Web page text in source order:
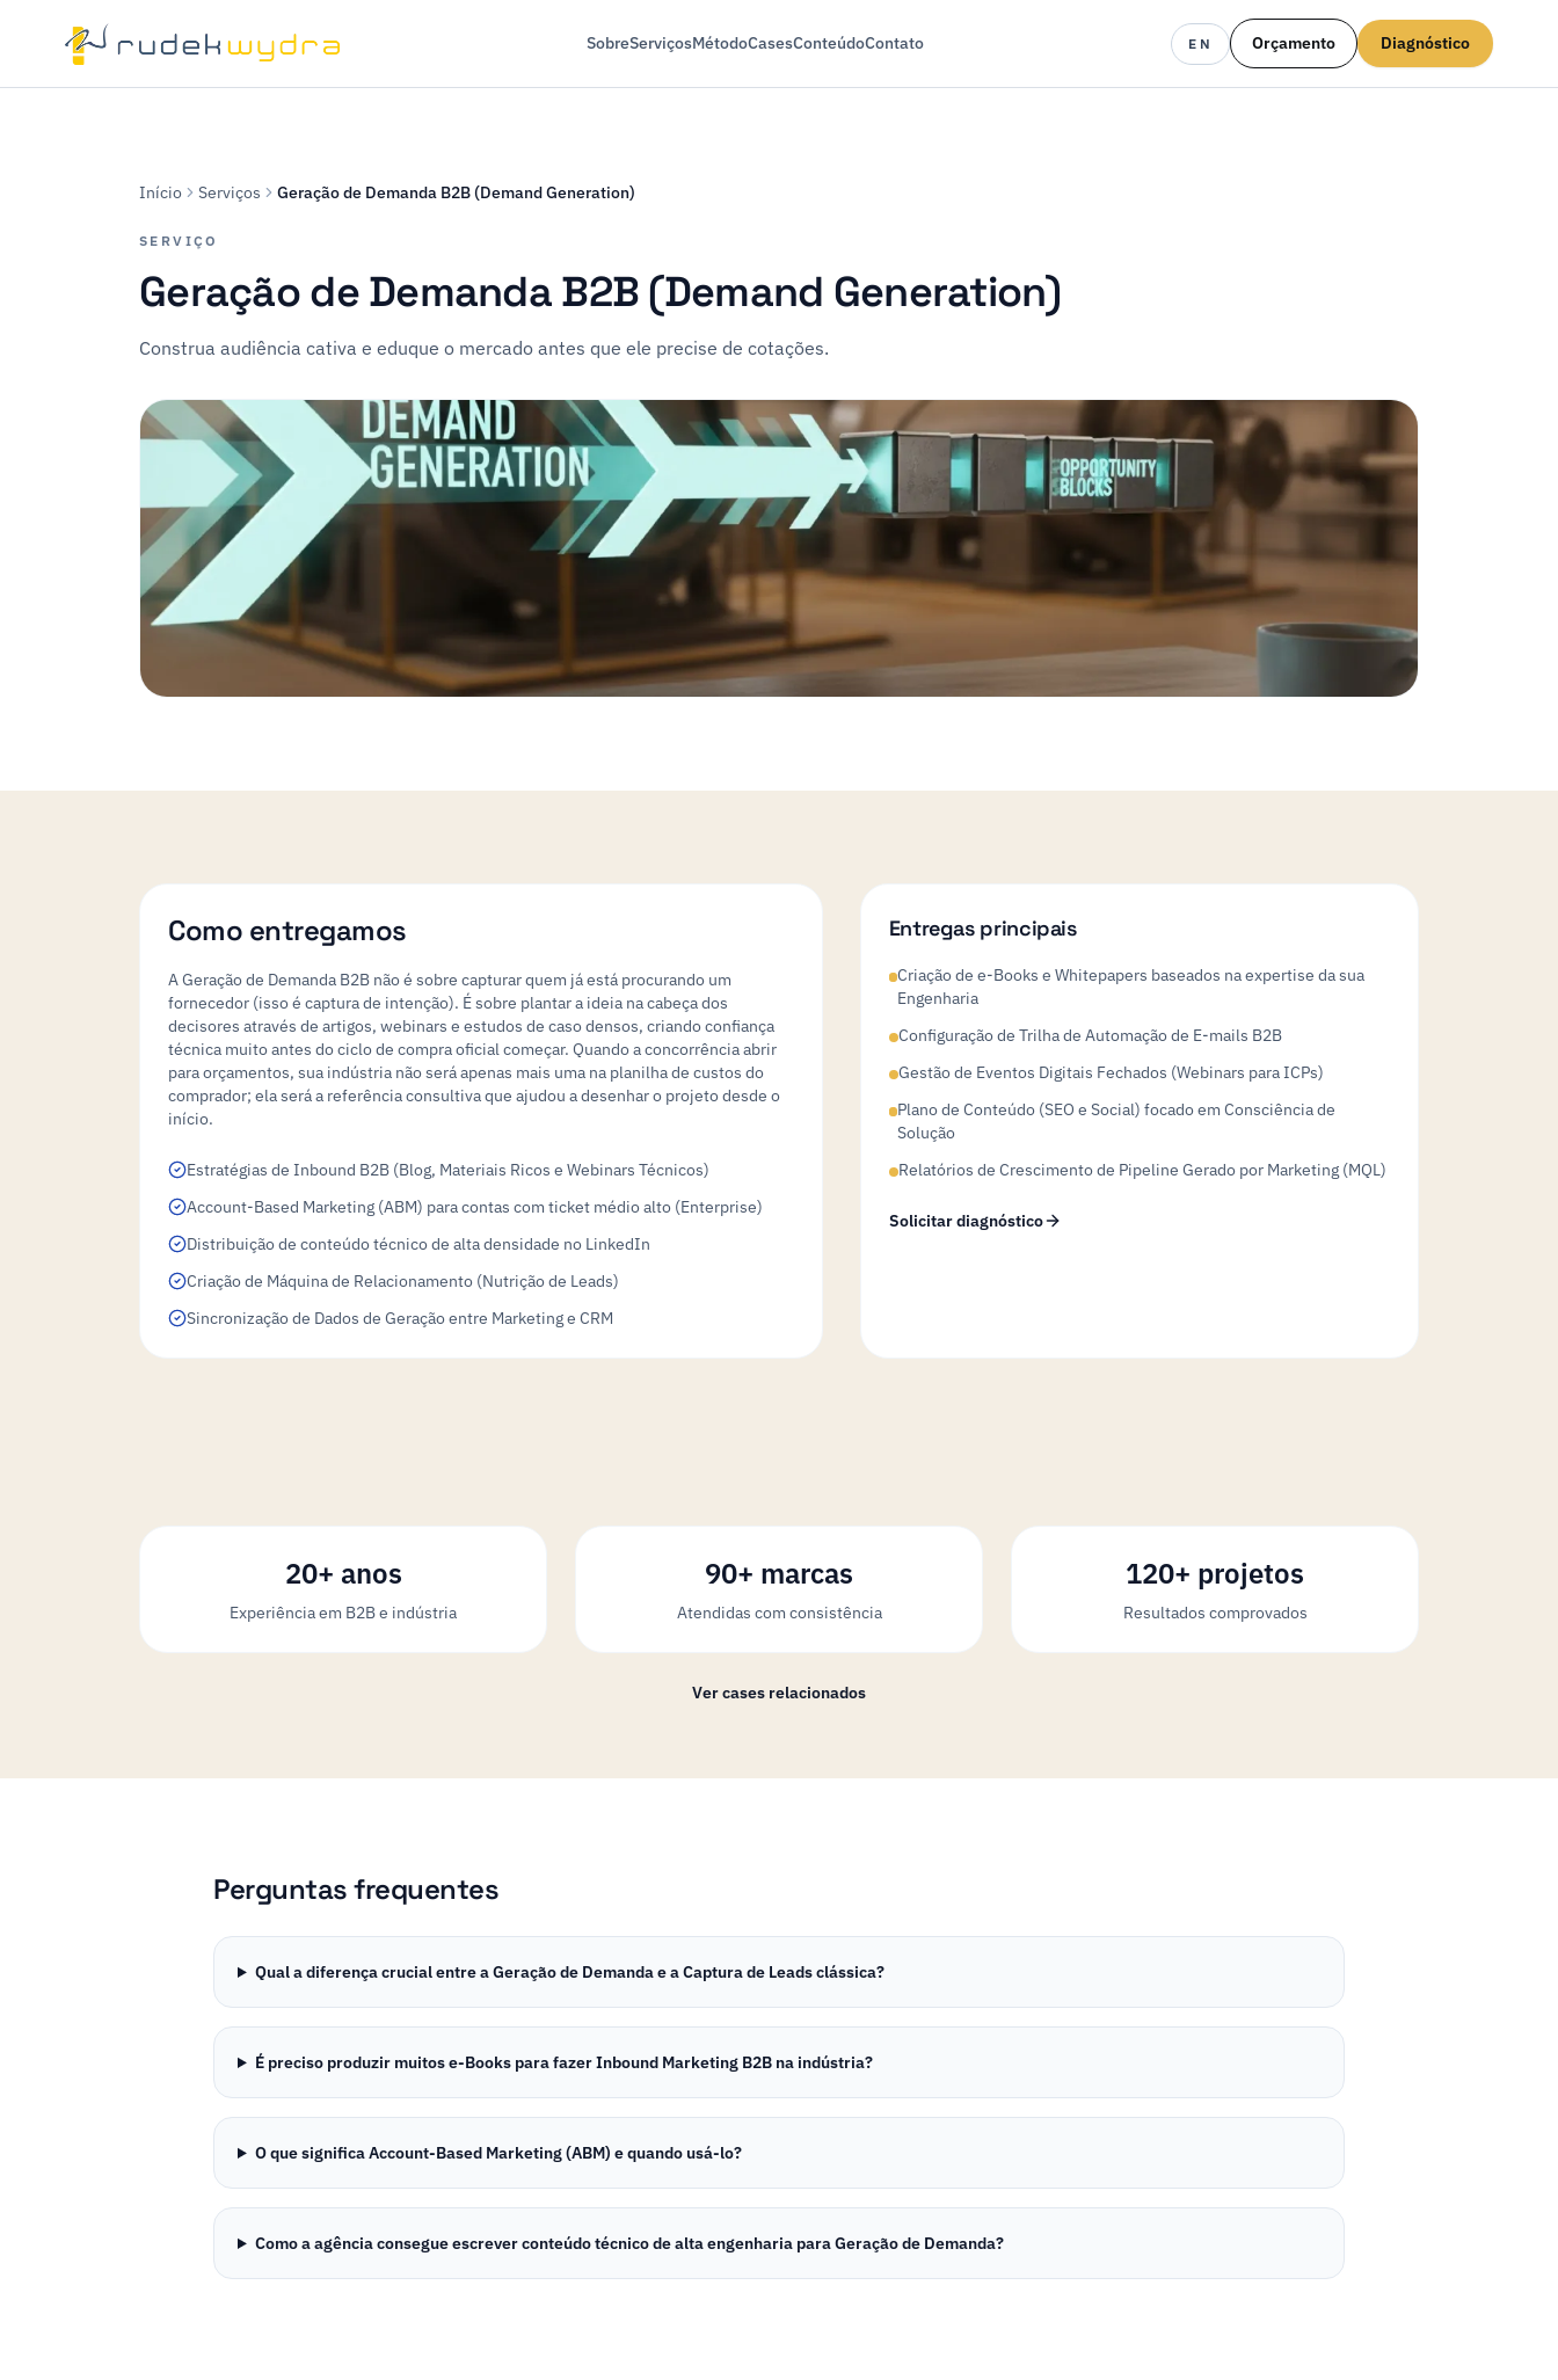
SobreServiçosMétodoCasesConteúdoContato EN Orçamento Diagnóstico
Início Serviços Geração de Demanda B2B (Demand Generation)
SERVIÇO
Geração de Demanda B2B (Demand Generation)
Construa audiência cativa e eduque o mercado antes que ele precise de cotações.
Como entregamos
A Geração de Demanda B2B não é sobre capturar quem já está procurando um
fornecedor (isso é captura de intenção). É sobre plantar a ideia na cabeça dos
decisores através de artigos, webinars e estudos de caso densos, criando confiança
técnica muito antes do ciclo de compra oficial começar. Quando a concorrência abrir
para orçamentos, sua indústria não será apenas mais uma na planilha de custos do
comprador; ela será a referência consultiva que ajudou a desenhar o projeto desde o
início.
Estratégias de Inbound B2B (Blog, Materiais Ricos e Webinars Técnicos)
Account-Based Marketing (ABM) para contas com ticket médio alto (Enterprise)
Distribuição de conteúdo técnico de alta densidade no LinkedIn
Criação de Máquina de Relacionamento (Nutrição de Leads)
Sincronização de Dados de Geração entre Marketing e CRM
Entregas principais
Criação de e-Books e Whitepapers baseados na expertise da sua
Engenharia
Configuração de Trilha de Automação de E-mails B2B
Gestão de Eventos Digitais Fechados (Webinars para ICPs)
Plano de Conteúdo (SEO e Social) focado em Consciência de
Solução
Relatórios de Crescimento de Pipeline Gerado por Marketing (MQL)
Solicitar diagnóstico
20+ anos
Experiência em B2B e indústria
90+ marcas
Atendidas com consistência
120+ projetos
Resultados comprovados
Ver cases relacionados
Perguntas frequentes
Qual a diferença crucial entre a Geração de Demanda e a Captura de Leads clássica?
É preciso produzir muitos e-Books para fazer Inbound Marketing B2B na indústria?
O que significa Account-Based Marketing (ABM) e quando usá-lo?
Como a agência consegue escrever conteúdo técnico de alta engenharia para Geração de Demanda?